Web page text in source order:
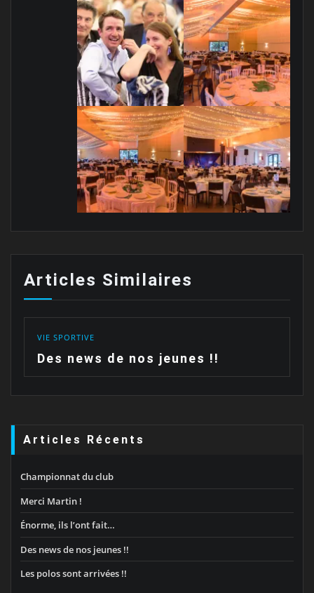
Articles Similaires
VIE SPORTIVE
Des news de nos jeunes !!
Articles Récents
Championnat du club
Merci Martin !
Énorme, ils l’ont fait…
Des news de nos jeunes !!
Les polos sont arrivées !!